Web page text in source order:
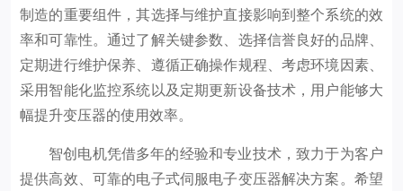
制造的重要组件，其选择与维护直接影响到整个系统的效
率和可靠性。通过了解关键参数、选择信誉良好的品牌、
定期进行维护保养、遵循正确操作规程、考虑环境因素、
采用智能化监控系统以及定期更新设备技术，用户能够大
幅提升变压器的使用效率。
智创电机凭借多年的经验和专业技术，致力于为客户
提供高效、可靠的电子式伺服电子变压器解决方案。希望